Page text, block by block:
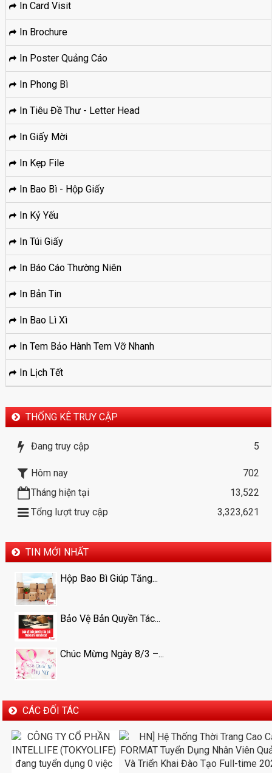
In Card Visit
In Brochure
In Poster Quảng Cáo
In Phong Bì
In Tiêu Đề Thư - Letter Head
In Giấy Mời
In Kẹp File
In Bao Bì - Hộp Giấy
In Kỷ Yếu
In Túi Giấy
In Báo Cáo Thường Niên
In Bản Tin
In Bao Lì Xì
In Tem Bảo Hành Tem Vỡ Nhanh
In Lịch Tết
THỐNG KÊ TRUY CẬP
Đang truy cập 5
Hôm nay
702
Tháng hiện tại
13,522
Tổng lượt truy cập
3,323,621
TIN MỚI NHẤT
Hộp Bao Bì Giúp Tăng...
Bảo Vệ Bản Quyền Tác...
Chúc Mừng Ngày 8/3 –...
CÁC ĐỐI TÁC